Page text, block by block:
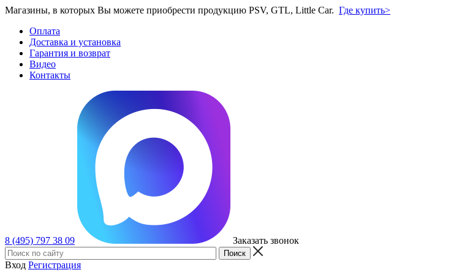
Магазины, в которых Вы можете приобрести продукцию PSV, GTL, Little Car. Где купить>
Оплата
Доставка и установка
Гарантия и возврат
Видео
Контакты
8 (495) 797 38 09 Заказать звонок
Вход Регистрация